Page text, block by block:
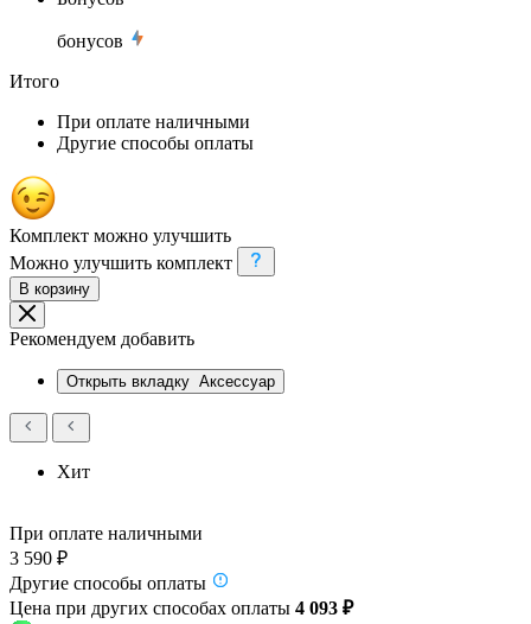
бонусов
Итого
При оплате наличными
Другие способы оплаты
Комплект можно улучшить
Можно улучшить комплект
В корзину
Рекомендуем добавить
Открыть вкладку Аксессуар
Хит
При оплате наличными
3 590 ₽
Другие способы оплаты
Цена при других способах оплаты 4 093 ₽